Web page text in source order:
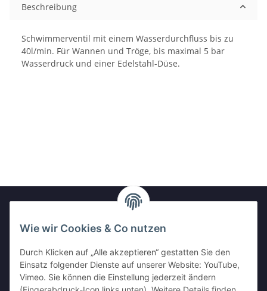
Beschreibung
Schwimmerventil mit einem Wasserdurchfluss bis zu
40l/min. Für Wannen und Tröge, bis maximal 5 bar
Wasserdruck und einer Edelstahl-Düse.
Newsletter Abonnieren
Bitte senden Sie mir entsprechend Ihrer
Datenschutzerklärungregelmäßig und jederzeit widerruflich
Informationen zu Ihrem Produktsortiment per E-Mail zu.
Wie wir Cookies & Co nutzen
Durch Klicken auf „Alle akzeptieren“ gestatten Sie den
Einsatz folgender Dienste auf unserer Website: YouTube,
Vimeo. Sie können die Einstellung jederzeit ändern